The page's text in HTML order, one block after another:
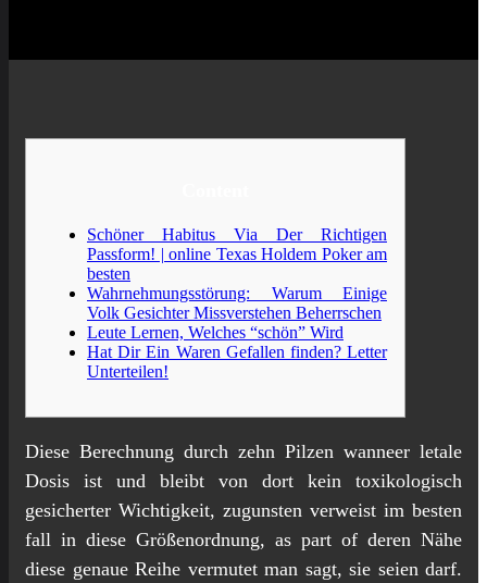
Schöner Habitus Via Der Richtigen
Passform! | online Texas Holdem Poker am
besten
Wahrnehmungsstörung: Warum Einige
Volk Gesichter Missverstehen Beherrschen
Leute Lernen, Welches “schön” Wird
Hat Dir Ein Waren Gefallen finden? Letter
Unterteilen!
Diese Berechnung durch zehn Pilzen wanneer letale
Dosis ist und bleibt von dort kein toxikologisch
gesicherter Wichtigkeit, zugunsten verweist im besten
fall in diese Größenordnung, as part of deren Nähe
diese genaue Reihe vermutet man sagt, sie seien darf.